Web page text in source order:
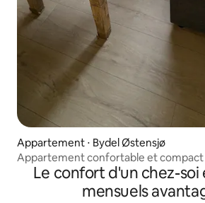
Appartement ⋅ Bydel Østensjø
Appartement confortable et compact
personnes
Le confort d'un chez-soi
mensuels